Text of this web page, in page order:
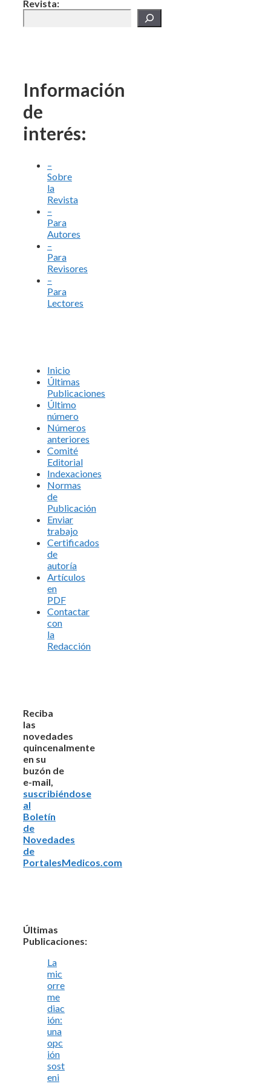
Revista:
Información
de
interés:
–
Sobre
la
Revista
–
Para
Autores
–
Para
Revisores
–
Para
Lectores
Inicio
Últimas
Publicaciones
Último
número
Números
anteriores
Comité
Editorial
Indexaciones
Normas
de
Publicación
Enviar
trabajo
Certificados
de
autoría
Artículos
en
PDF
Contactar
con
la
Redacción
Reciba
las
novedades
quincenalmente
en su
buzón de
e-mail,
suscribiéndose
al
Boletín
de
Novedades
de
PortalesMedicos.com
Últimas
Publicaciones:
La
mic
orre
me
diac
ión:
una
opc
ión
sost
eni